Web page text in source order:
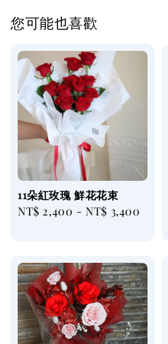
您可能也喜歡
11朵紅玫瑰 鮮花花束
Regular
NT$ 2,400 -NT$ 3,400